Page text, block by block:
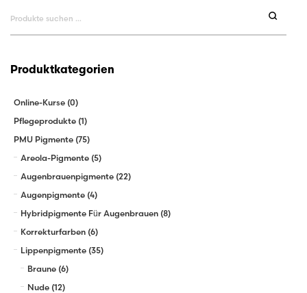
der
Optionen
können
der
Suchen
nach:
Produktkategorien
Online-Kurse (0)
Pflegeprodukte (1)
PMU Pigmente (75)
Areola-Pigmente (5)
Augenbrauenpigmente (22)
Augenpigmente (4)
Hybridpigmente Für Augenbrauen (8)
Korrekturfarben (6)
Lippenpigmente (35)
Braune (6)
Nude (12)